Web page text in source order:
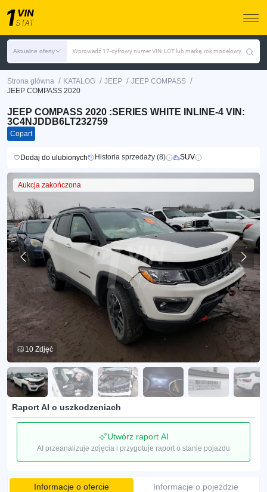
Aktualne oferty Wprowadź 17-cyfrowy numer VIN, LOT lub markę, rok modelowy
Strona główna / KATALOG / JEEP / JEEP COMPASS /
JEEP COMPASS 2020
JEEP COMPASS 2020 :SERIES WHITE INLINE-4 VIN:
3C4NJDDB6LT232759
Copart
Dodaj do ulubionych Historia sprzedaży (8) SUV
Aukcja zakończona
10 Zdjęć
Raport AI o uszkodzeniach
Utwórz raport AI
AI przeanalizuje zdjęcia i przygotuje raport o stanie pojazdu
Informacje o ofercie Informacje o pojeździe